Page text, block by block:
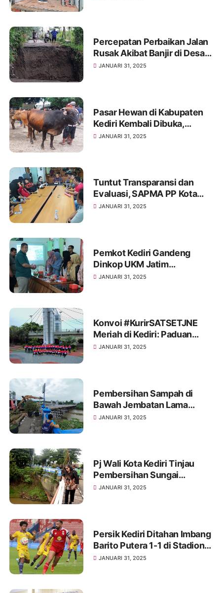
Percepatan Perbaikan Jalan
Rusak Akibat Banjir di Desa
Sepawon, BPBD Kabupaten
JANUARI 31, 2025
Pasar Hewan di Kabupaten
Kediri Kembali Dibuka,
Pedagang Sambut Antusias
JANUARI 31, 2025
Tuntut Transparansi dan
Evaluasi, SAPMA PP Kota
Kediri Gelar Aksi Damai di
JANUARI 31, 2025
Pemkot Kediri Gandeng
Dinkop UKM Jatim
Tingkatkan Kesadaran
JANUARI 31, 2025
Konvoi #KurirSATSETJNE
Meriah di Kediri: Paduan
Inovasi, Kebanggaan, dan
JANUARI 31, 2025
Pembersihan Sampah di
Bawah Jembatan Lama
Kediri untuk Mitigasi
JANUARI 31, 2025
Pj Wali Kota Kediri Tinjau
Pembersihan Sungai
Brantas di Sekitar Jembatan
JANUARI 31, 2025
Persik Kediri Ditahan Imbang
Barito Putera 1-1 di Stadion
Brawijaya
JANUARI 31, 2025